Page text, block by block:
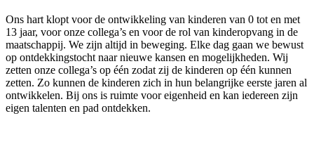
Ons hart klopt voor de ontwikkeling van kinderen van 0 tot en met
13 jaar, voor onze collega’s en voor de rol van kinderopvang in de
maatschappij. We zijn altijd in beweging. Elke dag gaan we bewust
op ontdekkingstocht naar nieuwe kansen en mogelijkheden. Wij
zetten onze collega’s op één zodat zij de kinderen op één kunnen
zetten. Zo kunnen de kinderen zich in hun belangrijke eerste jaren al
ontwikkelen. Bij ons is ruimte voor eigenheid en kan iedereen zijn
eigen talenten en pad ontdekken.